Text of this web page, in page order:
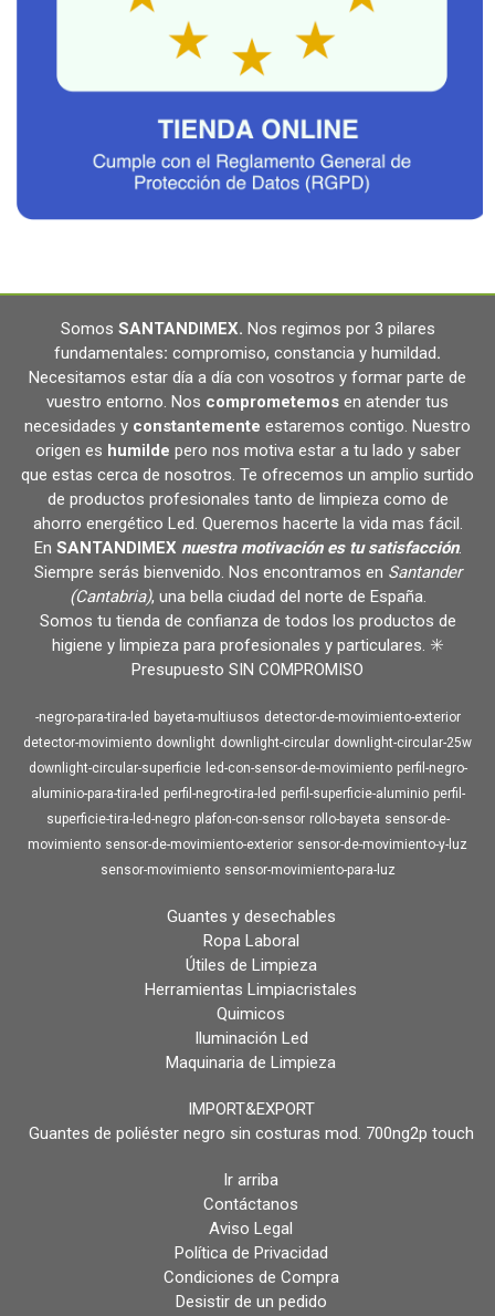
Somos SANTANDIMEX. Nos regimos por 3 pilares
fundamentales: compromiso, constancia y humildad.
Necesitamos estar día a día con vosotros y formar parte de
vuestro entorno. Nos comprometemos en atender tus
necesidades y constantemente estaremos contigo. Nuestro
origen es humilde pero nos motiva estar a tu lado y saber
que estas cerca de nosotros. Te ofrecemos un amplio surtido
de productos profesionales tanto de limpieza como de
ahorro energético Led. Queremos hacerte la vida mas fácil.
En SANTANDIMEX nuestra motivación es tu satisfacción.
Siempre serás bienvenido. Nos encontramos en Santander
(Cantabria), una bella ciudad del norte de España.
Somos tu tienda de confianza de todos los productos de
higiene y limpieza para profesionales y particulares. ✳️
Presupuesto SIN COMPROMISO
-negro-para-tira-led bayeta-multiusos detector-de-movimiento-exterior
detector-movimiento downlight downlight-circular downlight-circular-25w
downlight-circular-superficie
led-con-sensor-de-movimiento perfil-negro-
aluminio-para-tira-led perfil-negro-tira-led perfil-superficie-aluminio perfil-
superficie-tira-led-negro plafon-con-sensor rollo-bayeta sensor-de-
movimiento sensor-de-movimiento-exterior sensor-de-movimiento-y-luz
sensor-movimiento sensor-movimiento-para-luz
Guantes y desechables
Ropa Laboral
Útiles de Limpieza
Herramientas Limpiacristales
Quimicos
Iluminación Led
Maquinaria de Limpieza
IMPORT&EXPORT
Guantes de poliéster negro sin costuras mod. 700ng2p touch
Ir arriba
Contáctanos
Aviso Legal
Política de Privacidad
Condiciones de Compra
Desistir de un pedido